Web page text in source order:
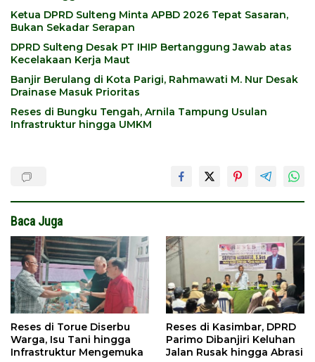
Ketua DPRD Sulteng Minta APBD 2026 Tepat Sasaran,
Bukan Sekadar Serapan
DPRD Sulteng Desak PT IHIP Bertanggung Jawab atas
Kecelakaan Kerja Maut
Banjir Berulang di Kota Parigi, Rahmawati M. Nur Desak
Drainase Masuk Prioritas
Reses di Bungku Tengah, Arnila Tampung Usulan
Infrastruktur hingga UMKM
Baca Juga
Reses di Torue Diserbu
Warga, Isu Tani hingga
Infrastruktur Mengemuka
Reses di Kasimbar, DPRD
Parimo Dibanjiri Keluhan
Jalan Rusak hingga Abrasi